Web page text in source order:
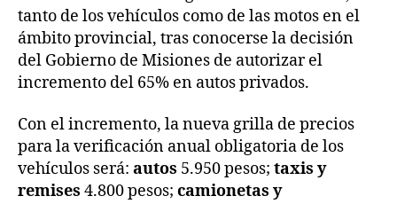
tanto de los vehículos como de las motos en el
ámbito provincial, tras conocerse la decisión
del Gobierno de Misiones de autorizar el
incremento del 65% en autos privados.
Con el incremento, la nueva grilla de precios
para la verificación anual obligatoria de los
vehículos será: autos 5.950 pesos; taxis y
remises 4.800 pesos; camionetas y